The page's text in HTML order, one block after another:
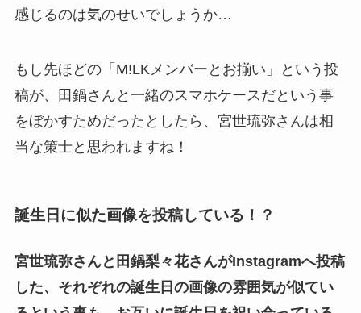
感じるのは気のせいでしょうか…
もし先ほどの「M!LKメンバーとお揃い」という投
稿が、田鍋さんと一緒のスマホケースだという事
をぼかすためだったとしたら、宮世琉弥さんは相
当な策士と思われますね！
誕生日に似た画像を投稿している！？
宮世琉弥さんと田鍋梨々花さんがInstagramへ投稿
した、それぞれの誕生日の画像の雰囲気が似てい